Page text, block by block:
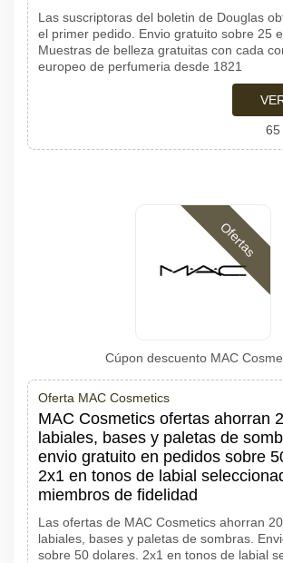
Las suscriptoras del boletin de Douglas
el primer pedido. Envio gratuito sobre 25
Muestras de belleza gratuitas con cada
europeo de perfumeria desde 1821
65
Ofertas
Cúpon descuento MAC
Oferta MAC Cosmetics
MAC Cosmetics ofertas ahorran
labiales, bases y paletas de
envio gratuito en pedidos sobre
2x1 en tonos de labial
miembros de fidelidad
Las ofertas de MAC Cosmetics ahorran
labiales, bases y paletas de sombras.
sobre 50 dolares. 2x1 en tonos de labial